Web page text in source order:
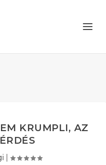
KRUMPLI, AZ